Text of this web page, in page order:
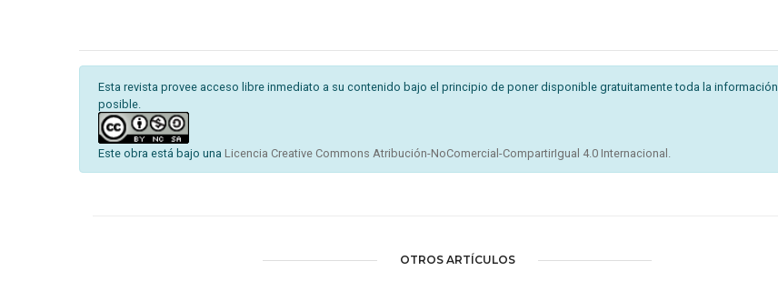
Esta revista provee acceso libre inmediato a su contenido bajo el principio de poner disponible gratuitamente toda la información
posible.
Este obra está bajo una Licencia Creative Commons Atribución-NoComercial-CompartirIgual 4.0 Internacional.
OTROS ARTÍCULOS